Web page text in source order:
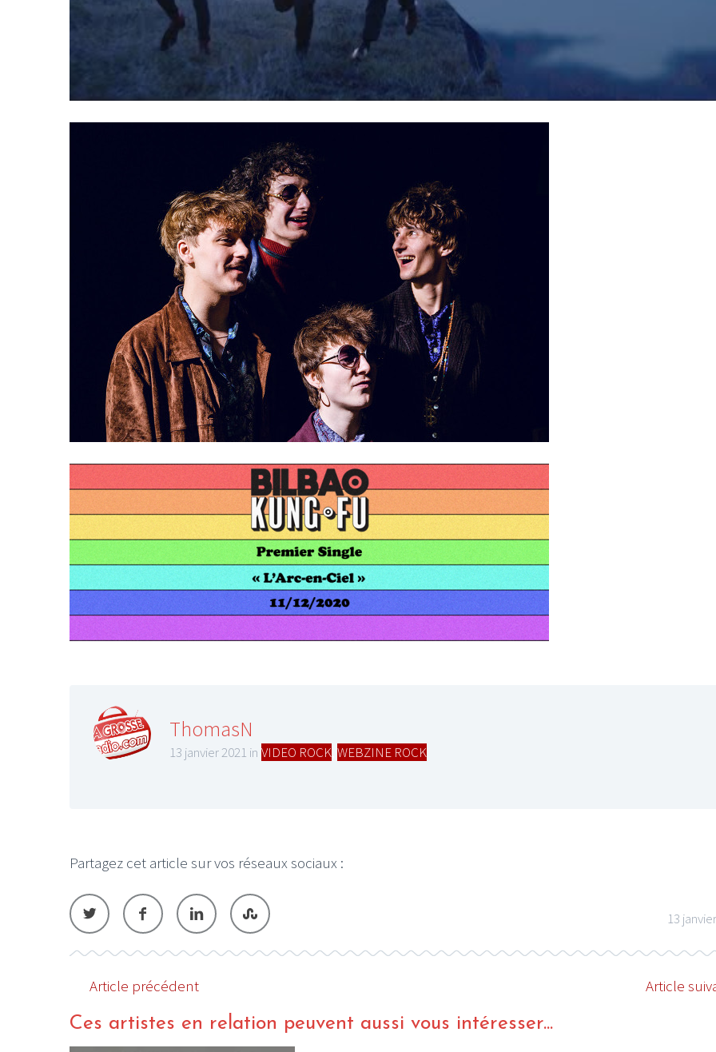
ThomasN
13 janvier 2021 in VIDEO ROCK WEBZINE ROCK
Partagez cet article sur vos réseaux sociaux :
13
Article précédent Article
Ces artistes en relation peuvent aussi vous intéresser...
LE GROS RIFFIFI
LE GROS RIFFIFI –
Christmas Riffifi 2025 !!!